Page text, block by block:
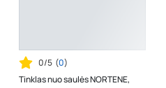
0/5 (0)
Tinklas nuo saulės NORTENE,